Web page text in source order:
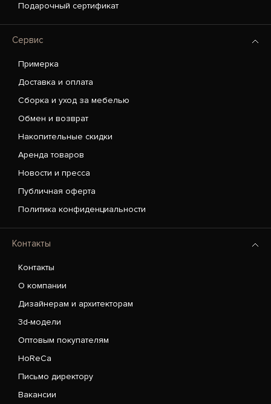
Подарочный сертификат
Сервис
Примерка
Доставка и оплата
Сборка и уход за мебелью
Обмен и возврат
Накопительные скидки
Аренда товаров
Новости и пресса
Публичная оферта
Политика конфиденциальности
Контакты
Контакты
О компании
Дизайнерам и архитекторам
3d-модели
Оптовым покупателям
HoReCa
Письмо директору
Вакансии